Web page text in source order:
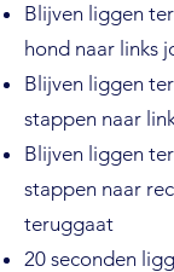
Blijven liggen
hond naar links
Blijven liggen
stappen naar
Blijven liggen
stappen naar
teruggaat
20 seconden